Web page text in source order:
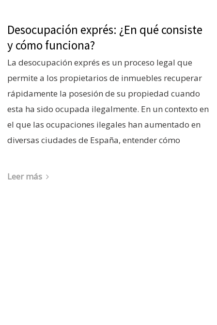
Desocupación exprés: ¿En qué consiste
y cómo funciona?
La desocupación exprés es un proceso legal que
permite a los propietarios de inmuebles recuperar
rápidamente la posesión de su propiedad cuando
esta ha sido ocupada ilegalmente. En un contexto en
el que las ocupaciones ilegales han aumentado en
diversas ciudades de España, entender cómo
Leer más